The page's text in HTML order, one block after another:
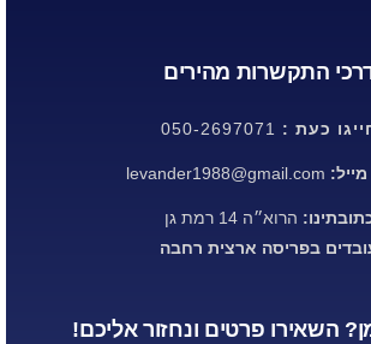
התקשרות מהירים
כעת : 050-2697071
levander1988@gmail.com
הרוא״ה 14 רמת גן
בפריסה ארצית רחבה
השאירו פרטים ונחזור אליכם!